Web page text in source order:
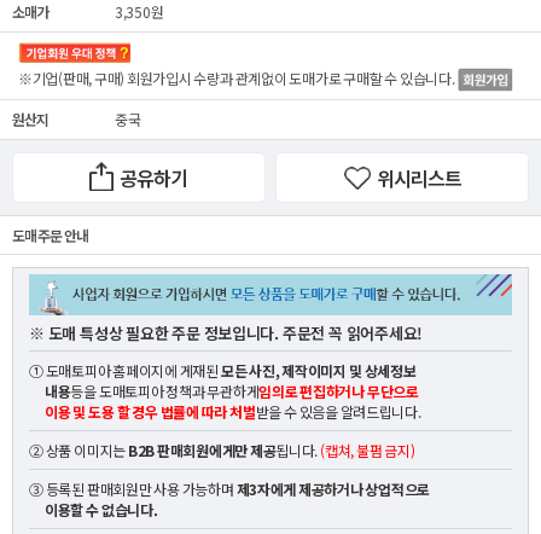
소매가 3,350원
※기업(판매, 구매) 회원가입시 수량과 관계없이도매가로 구매할 수 있습니다.
원산지 중국
공유하기 위시리스트
도매 주문 안내
※ 도매 특성상 필요한 주문 정보입니다. 주문전 꼭 읽어주세요!
① 도매토피아 홈페이지에 게재된모든 사진, 제작이미지 및 상세정보
내용등을 도매토피아 정책과 무관하게임의로 편집하거나 무단으로
이용 및 도용 할 경우 법률에 따라 처벌받을 수 있음을 알려드립니다.
② 상품 이미지는B2B 판매회원에게만 제공됩니다.(캡쳐, 불펌 금지)
③ 등록된 판매회원만 사용 가능하며제3자에게 제공하거나 상업적으로
이용할 수 없습니다.